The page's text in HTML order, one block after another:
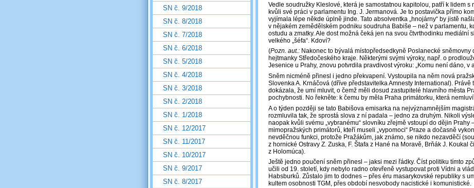
Vedle soudružky Kleslové, která je samostatnou kapitolou, patří k lidem s
kvůli své práci v parlamentu Ing. J. Jermanová. Je to postavička přímo
vyjímala lépe někde úplně jinde. Tato absolventka „hnojárny“ by jistě
v nějakém zemědělském podniku soudruha Babiše – než v parlamentu,
ostudu a zmatky. Ale dost možná čeká jen na svou čtvrthodinku mediální
velkého „šéfa“. Kdoví?
(Pozn. aut.: Nakonec to bývalá místopředsedkyně Poslanecké sněmovny
hejtmanky Středočeského kraje. Některými svými výroky, např. o
Jesenice u Prahy, znovu potvrdila pravdivost výroku: „Komu není dáno, v
Sněm nicméně přinesl i jedno překvapení. Vystoupila na něm nová
Slovenka A. Krnáčová (dříve představitelka Amnesty International). Právě
dokázala, že umí mluvit, o čemž měli dosud zastupitelé hlavního města
pochybnosti. No řekněte: k čemu by měla Praha primátorku, která
A o týden později se tato Babišova emisarka na nejvýznamnějším
rozmluvila tak, že sprostá slova z ní padala – jedno za druhým. Nikoli
naopak kvůli svému „vybranému“ slovníku zřejmě vstoupí do dějin Prahy
mimopražských primátorů, kteří museli „vypomoci“ Praze a dočasně
nevděčnou funkci, protože Pražákům, jak známo, se nikdo nezavděčí
z hornické Ostravy Z. Zuska, F. Štafa z Hané na Moravě, Brňák J. Koukal
z Holomúca).
Ještě jedno poučení sněm přinesl – jaksi mezi řádky. Číst politiku tímto
učili od 19. století, kdy nebylo radno otevřeně vystupovat proti Vídni a
Habsburků. Zůstalo jim to dodnes – přes éru masarykovské republiky s
kultem osobnosti TGM, přes období nesvobody nacistické i komunistické.
SN č. 9/2018
SN č. 8/2018
SN č. 7/2018
SN č. 6/2018
SN č. 5/2018
SN č. 4/2018
SN č. 3/2018
SN č. 2/2018
SN č. 1/2018
SN č. 12/2017
SN č. 11/2017
SN č. 10/2017
SN č. 9/2017
SN č. 8/2017